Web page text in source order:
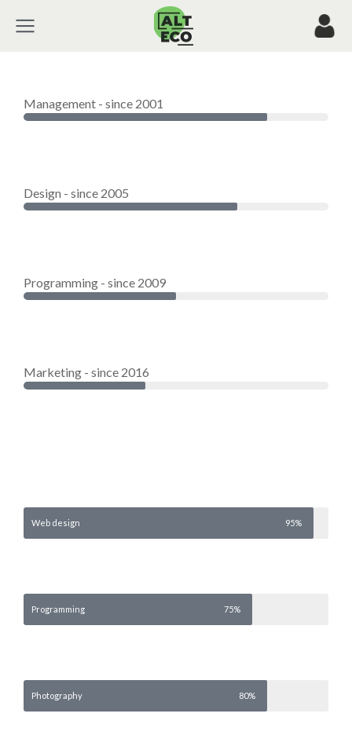
Management - since 2001
Design - since 2005
Programming - since 2009
Marketing - since 2016
Web design 95%
Programming 75%
Photography 80%